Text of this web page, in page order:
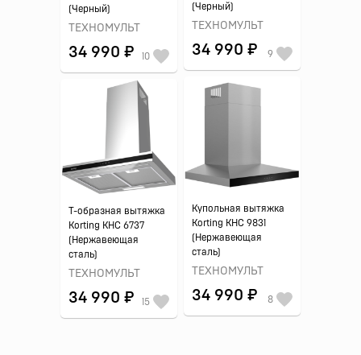
(Черный)
ТЕХНОМУЛЬТ
34 990 ₽ 9
(Черный)
ТЕХНОМУЛЬТ
34 990 ₽ 10
Купольная вытяжка
Korting KHC 9831
(Нержавеющая
сталь)
ТЕХНОМУЛЬТ
34 990 ₽ 8
Т-образная вытяжка
Korting KHC 6737
(Нержавеющая
сталь)
ТЕХНОМУЛЬТ
34 990 ₽ 15